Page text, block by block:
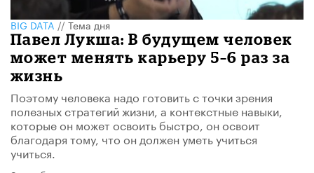
BIG DATA//Тема дня
Павел Лукша: В будущем человек
может менять карьеру ​5–6 раз за
жизнь
Поэтому человека надо готовить с точки зрения
полезных стратегий жизни, а контекстные навыки,
которые он может освоить быстро, он освоит
благодаря тому, что он должен уметь учиться
учиться.